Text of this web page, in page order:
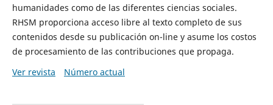
humanidades como de las diferentes ciencias sociales.
RHSM proporciona acceso libre al texto completo de sus
contenidos desde su publicación on-line y asume los costos
de procesamiento de las contribuciones que propaga.
Ver revista
Número actual